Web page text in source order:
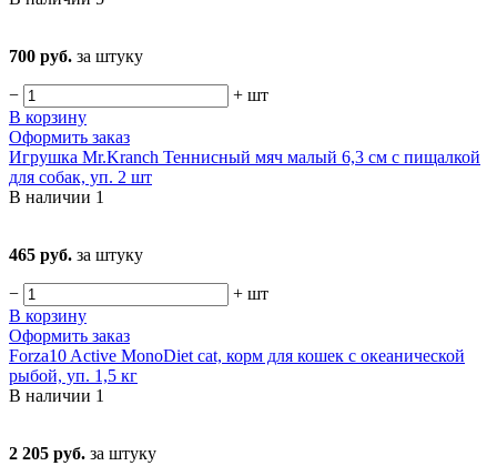
700 руб. за штуку
− + шт
В корзину
Оформить заказ
Игрушка Mr.Kranch Теннисный мяч малый 6,3 см с пищалкой
для собак, уп. 2 шт
В наличии 1
465 руб. за штуку
− + шт
В корзину
Оформить заказ
Forza10 Active MonoDiet cat, корм для кошек с океанической
рыбой, уп. 1,5 кг
В наличии 1
2 205 руб. за штуку